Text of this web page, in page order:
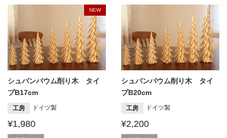
NEW
シュパンバウム削り木 タイ
プB17cm
工房 ドイツ製
¥1,980
シュパンバウム削り木 タイ
プB20cm
工房 ドイツ製
¥2,200